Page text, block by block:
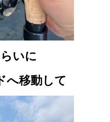
いに
へ移動して